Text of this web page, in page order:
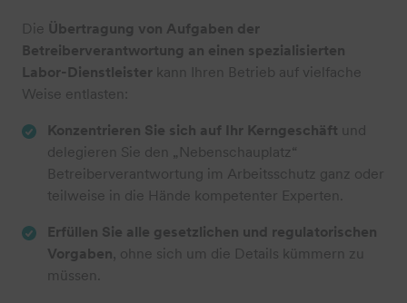
Die Übertragung von Aufgaben der
Betreiberverantwortung an einen spezialisierten
Labor-Dienstleister kann Ihren Betrieb auf vielfache
Weise entlasten:
Konzentrieren Sie sich auf Ihr Kerngeschäft und
delegieren Sie den „Nebenschauplatz“
Betreiberverantwortung im Arbeitsschutz ganz oder
teilweise in die Hände kompetenter Experten.
Erfüllen Sie alle gesetzlichen und regulatorischen
Vorgaben , ohne sich um die Details kümmern zu
müssen.